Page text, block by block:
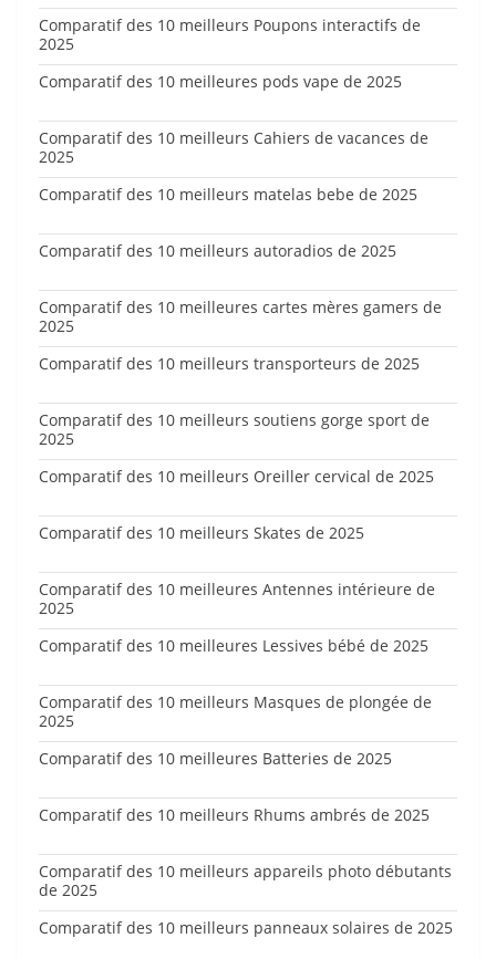
Comparatif des 10 meilleurs Poupons interactifs de
2025
Comparatif des 10 meilleures pods vape de 2025
Comparatif des 10 meilleurs Cahiers de vacances de
2025
Comparatif des 10 meilleurs matelas bebe de 2025
Comparatif des 10 meilleurs autoradios de 2025
Comparatif des 10 meilleures cartes mères gamers de
2025
Comparatif des 10 meilleurs transporteurs de 2025
Comparatif des 10 meilleurs soutiens gorge sport de
2025
Comparatif des 10 meilleurs Oreiller cervical de 2025
Comparatif des 10 meilleurs Skates de 2025
Comparatif des 10 meilleures Antennes intérieure de
2025
Comparatif des 10 meilleures Lessives bébé de 2025
Comparatif des 10 meilleurs Masques de plongée de
2025
Comparatif des 10 meilleures Batteries de 2025
Comparatif des 10 meilleurs Rhums ambrés de 2025
Comparatif des 10 meilleurs appareils photo débutants
de 2025
Comparatif des 10 meilleurs panneaux solaires de 2025